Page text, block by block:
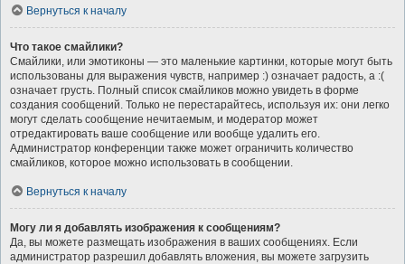
Вернуться к началу
Что такое смайлики?
Смайлики, или эмотиконы — это маленькие картинки, которые могут быть
использованы для выражения чувств, например :) означает радость, а :(
означает грусть. Полный список смайликов можно увидеть в форме
создания сообщений. Только не перестарайтесь, используя их: они легко
могут сделать сообщение нечитаемым, и модератор может
отредактировать ваше сообщение или вообще удалить его.
Администратор конференции также может ограничить количество
смайликов, которое можно использовать в сообщении.
Вернуться к началу
Могу ли я добавлять изображения к сообщениям?
Да, вы можете размещать изображения в ваших сообщениях. Если
администратор разрешил добавлять вложения, вы можете загрузить